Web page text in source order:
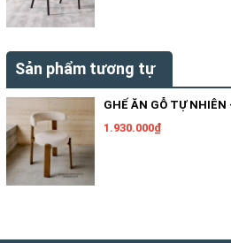
Sản phẩm tương tự
GHẾ ĂN GỖ TỰ NHIÊN
1.930.000₫